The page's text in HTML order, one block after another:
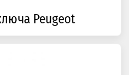
Peugeot